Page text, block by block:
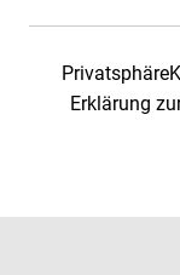
Privatsphäre
Erklärung